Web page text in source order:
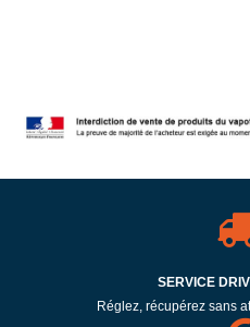
SERVICE
Réglez, récupérez sans